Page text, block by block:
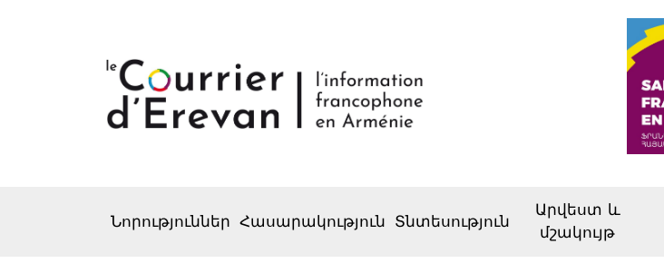
Նորություններ Հասարակություն Տնտեսություն
Արվեստ և
մշակույթ